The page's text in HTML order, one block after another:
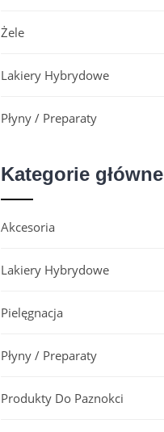
Żele
Lakiery Hybrydowe
Płyny / Preparaty
Kategorie główne
Akcesoria
Lakiery Hybrydowe
Pielęgnacja
Płyny / Preparaty
Produkty Do Paznokci